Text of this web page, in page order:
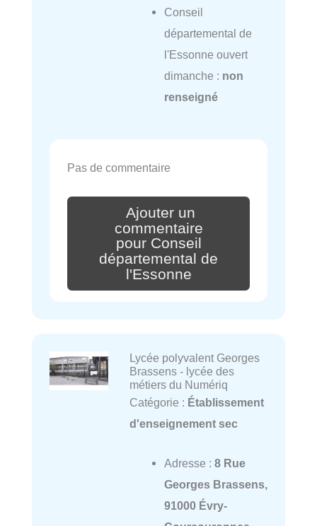
Conseil
départemental de
l'Essonne ouvert
dimanche : non
renseigné
Pas de commentaire
Ajouter un
commentaire
pour Conseil
départemental de
l'Essonne
Lycée polyvalent Georges
Brassens - lycée des
métiers du Numériq
Catégorie : Établissement
d'enseignement sec
Adresse : 8 Rue
Georges Brassens,
91000 Évry-